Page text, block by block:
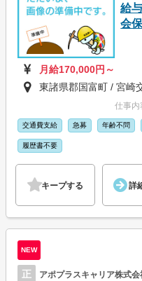
給
会
月給170,000円～
東諸県郡国富町 / 宮崎
仕事
交通費支給 急募 年齢不問
履歴書不要
キープする 詳
NEW
正 アポプラスキャリア株式会